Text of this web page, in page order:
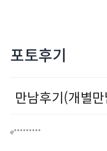
포토후기
만남후기(개별
e*********